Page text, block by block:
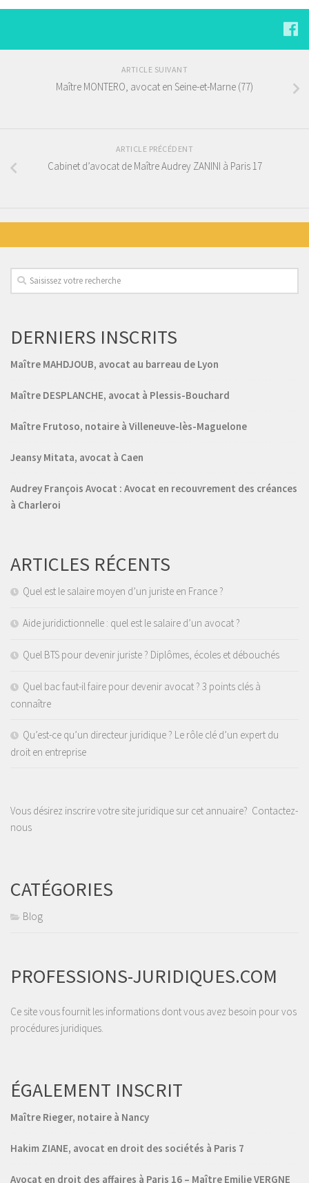
ARTICLE SUIVANT
Maître MONTERO, avocat en Seine-et-Marne (77)
ARTICLE PRÉCÉDENT
Cabinet d’avocat de Maître Audrey ZANINI à Paris 17
DERNIERS INSCRITS
Maître MAHDJOUB, avocat au barreau de Lyon
Maître DESPLANCHE, avocat à Plessis-Bouchard
Maître Frutoso, notaire à Villeneuve-lès-Maguelone
Jeansy Mitata, avocat à Caen
Audrey François Avocat : Avocat en recouvrement des créances
à Charleroi
ARTICLES RÉCENTS
Quel est le salaire moyen d’un juriste en France ?
Aide juridictionnelle : quel est le salaire d’un avocat ?
Quel BTS pour devenir juriste ? Diplômes, écoles et débouchés
Quel bac faut-il faire pour devenir avocat ? 3 points clés à
connaître
Qu’est-ce qu’un directeur juridique ? Le rôle clé d’un expert du
droit en entreprise
Vous désirez inscrire votre site juridique sur cet annuaire? Contactez-
nous
CATÉGORIES
Blog
PROFESSIONS-JURIDIQUES.COM
Ce site vous fournit les informations dont vous avez besoin pour vos
procédures juridiques.
ÉGALEMENT INSCRIT
Maître Rieger, notaire à Nancy
Hakim ZIANE, avocat en droit des sociétés à Paris 7
Avocat en droit des affaires à Paris 16 – Maître Emilie VERGNE